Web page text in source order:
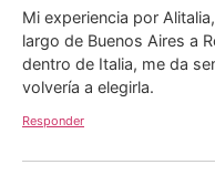
Mi experiencia por
largo de Buenos Aires a
dentro de Italia, me da
volvería a elegirla.
Responder